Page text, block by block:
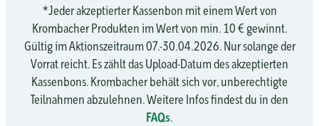
*Jeder akzeptierter Kassenbon mit einem Wert von
Krombacher Produkten im Wert von min. 10 € gewinnt.
Gültig im Aktionszeitraum 07.-30.04.2026. Nur solange der
Vorrat reicht. Es zählt das Upload-Datum des akzeptierten
Kassenbons. Krombacher behält sich vor, unberechtigte
Teilnahmen abzulehnen. Weitere Infos findest du in den
FAQs.